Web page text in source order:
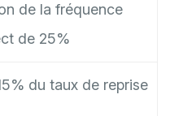
de la fréquence
de 25%
du taux de reprise